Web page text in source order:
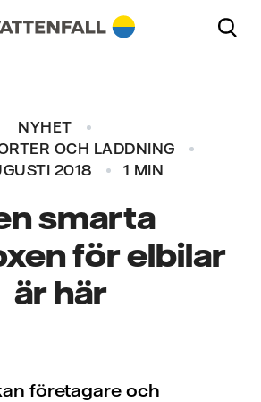
NYHET
OCH LADDNING
2018
1 MIN
smarta
för elbilar
är här
företagare och